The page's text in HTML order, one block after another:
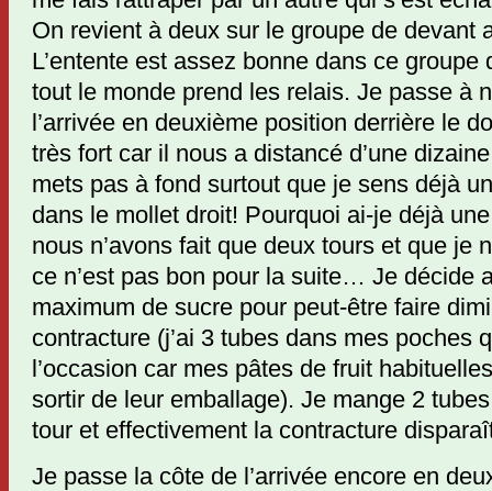
On revient à deux sur le groupe de devant
L’entente est assez bonne dans ce groupe
tout le monde prend les relais. Je passe à
l’arrivée en deuxième position derrière le
très fort car il nous a distancé d’une
mets pas à fond surtout que je sens déjà
dans le mollet droit! Pourquoi ai-je déjà
nous n’avons fait que deux tours et que je
ce n’est pas bon pour la suite… Je décide
maximum de sucre pour peut-être faire
contracture (j’ai 3 tubes dans mes poches
l’occasion car mes pâtes de fruit
sortir de leur emballage). Je mange 2
tour et effectivement la contracture
Je passe la côte de l’arrivée encore en